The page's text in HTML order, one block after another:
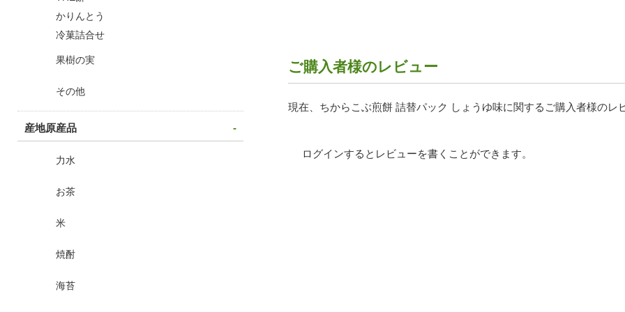
THE餅
果樹の実
その他
お茶
焼酎
海苔
ご購入者様のレビュー
現在、ちからこぶ煎餅 詰替パック しょうゆ味に関するご購入者様のレ
ログインするとレビューを書くことができます。